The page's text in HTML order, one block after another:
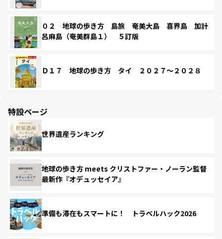
０２ 地球の歩き方 島旅 奄美大島 喜界島 加計
呂麻島（奄美群島１） ５訂版
Ｄ１７ 地球の歩き方 タイ ２０２７～２０２８
特設ページ
世界遺産ランキング
地球の歩き方 meets クリストファー・ノーラン監督
最新作『オデュッセイア』
準備も滞在もスマートに！ トラベルハック2026